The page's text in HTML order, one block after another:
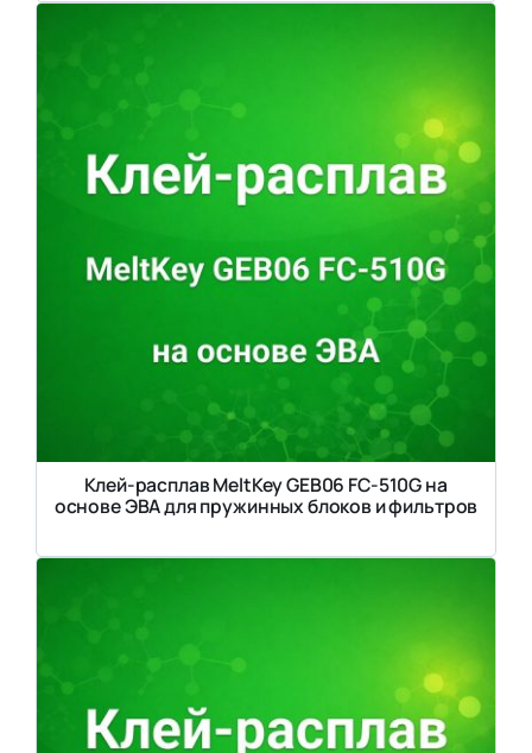
Клей-расплав MeltKey GEB06 FC-510G на
основе ЭВА для пружинных блоков и фильтров